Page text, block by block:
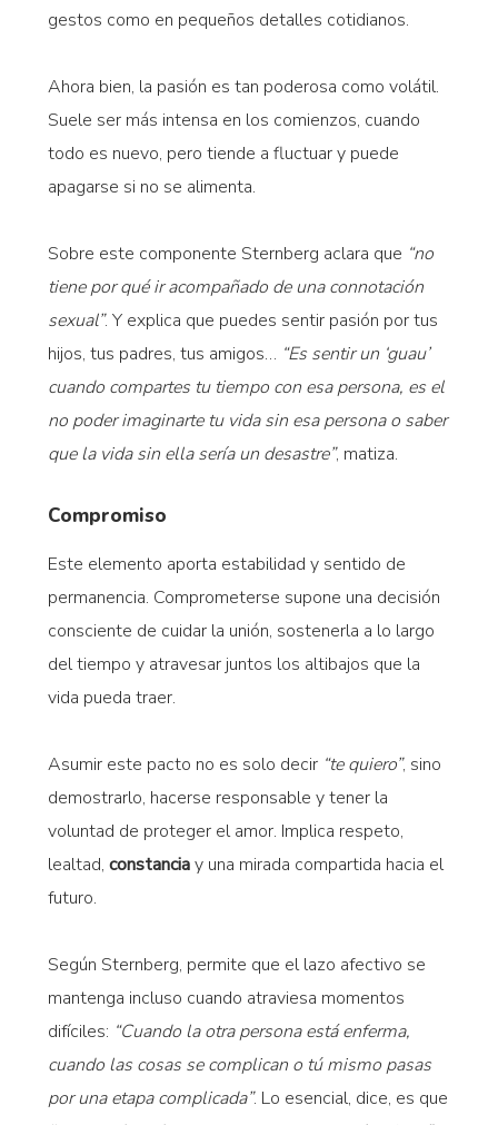
gestos como en pequeños detalles cotidianos.
Ahora bien, la pasión es tan poderosa como volátil.
Suele ser más intensa en los comienzos, cuando
todo es nuevo, pero tiende a fluctuar y puede
apagarse si no se alimenta.
Sobre este componente Sternberg aclara que “no
tiene por qué ir acompañado de una connotación
sexual”. Y explica que puedes sentir pasión por tus
hijos, tus padres, tus amigos… “Es sentir un ‘guau’
cuando compartes tu tiempo con esa persona, es el
no poder imaginarte tu vida sin esa persona o saber
que la vida sin ella sería un desastre”, matiza.
Compromiso
Este elemento aporta estabilidad y sentido de
permanencia. Comprometerse supone una decisión
consciente de cuidar la unión, sostenerla a lo largo
del tiempo y atravesar juntos los altibajos que la
vida pueda traer.
Asumir este pacto no es solo decir “te quiero”, sino
demostrarlo, hacerse responsable y tener la
voluntad de proteger el amor. Implica respeto,
lealtad, constanciay una mirada compartida hacia el
futuro.
Según Sternberg, permite que el lazo afectivo se
mantenga incluso cuando atraviesa momentos
difíciles: “Cuando la otra persona está enferma,
cuando las cosas se complican o tú mismo pasas
por una etapa complicada”. Lo esencial, dice, es que